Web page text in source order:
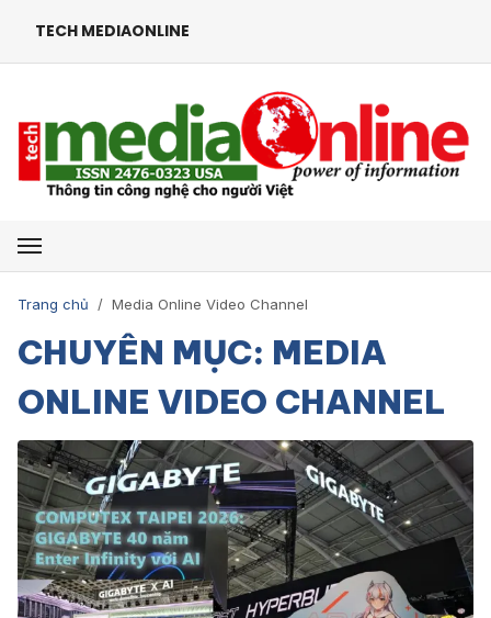
TECH MEDIAONLINE
Mở menu
Trang chủ / Media Online Video Channel
CHUYÊN MỤC: MEDIA
ONLINE VIDEO CHANNEL